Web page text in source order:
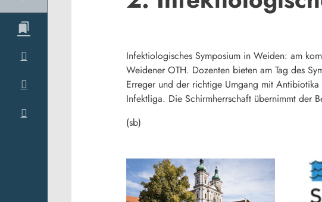
Infektiologisches Symposium in Weiden: am
Weidener OTH. Dozenten bieten am Tag des
Erreger und der richtige Umgang mit
Infektliga. Die Schirmherrschaft übernimmt der
(sb)